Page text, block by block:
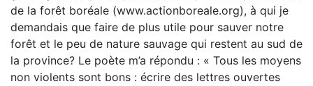
de la forêt boréale (www.actionboreale.org), à qui je
demandais que faire de plus utile pour sauver notre
forêt et le peu de nature sauvage qui restent au sud de
la province? Le poète m’a répondu : « Tous les moyens
non violents sont bons : écrire des lettres ouvertes